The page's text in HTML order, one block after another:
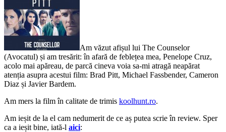
Am văzut afișul lui The Counselor
(Avocatul) și am tresărit: în afară de feblețea mea, Penelope Cruz,
acolo mai apăreau, de parcă cineva voia sa-mi atragă neapărat
atenția asupra acestui film: Brad Pitt, Michael Fassbender, Cameron
Diaz și Javier Bardem.
Am mers la film în calitate de trimis koolhunt.ro.
Am ieșit de la el cam nedumerit de ce aș putea scrie în review. Sper
ca a ieșit bine, iată-l aici: